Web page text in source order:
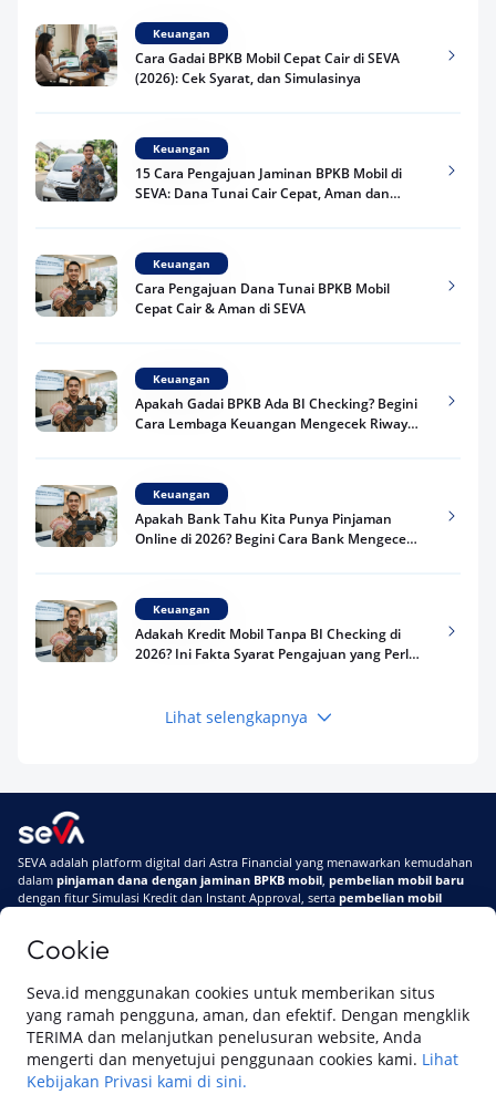
Cookie
Seva.id menggunakan cookies untuk memberikan situs
yang ramah pengguna, aman, dan efektif. Dengan mengklik
TERIMA dan melanjutkan penelusuran website, Anda
mengerti dan menyetujui penggunaan cookies kami. Lihat
Kebijakan Privasi kami di sini.
Keuangan
Cara Gadai BPKB Mobil Cepat Cair di SEVA
(2026): Cek Syarat, dan Simulasinya
Keuangan
15 Cara Pengajuan Jaminan BPKB Mobil di
SEVA: Dana Tunai Cair Cepat, Aman dan
Keuangan
Cara Pengajuan Dana Tunai BPKB Mobil
Cepat Cair & Aman di SEVA
Keuangan
Apakah Gadai BPKB Ada BI Checking? Begini
Cara Lembaga Keuangan Mengecek Riwayat
Keuangan
Apakah Bank Tahu Kita Punya Pinjaman
Online di 2026? Begini Cara Bank Mengecek
Keuangan
Adakah Kredit Mobil Tanpa BI Checking di
2026? Ini Fakta Syarat Pengajuan yang Perlu
Keuangan
Terpercaya
Telat Bayar Pinjol 2 Hari, Apakah Langsung
Masuk BI Checking? Simak Peraturan
Terbarunya di 2026
Lihat selengkapnya
SEVA adalah platform digital dari Astra Financial yang menawarkan kemudahan
dalam pinjaman dana dengan jaminan BPKB mobil, pembelian mobil baru
dengan fitur Simulasi Kredit dan Instant Approval, serta pembelian mobil
Di SEVA #UrusanMobilSegampangItu
Tentang SEVASyarat & Ketentuan
Pemberitahuan Privasi